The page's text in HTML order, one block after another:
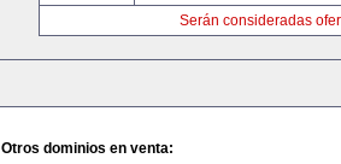
Serán consideradas
Otros dominios en venta: